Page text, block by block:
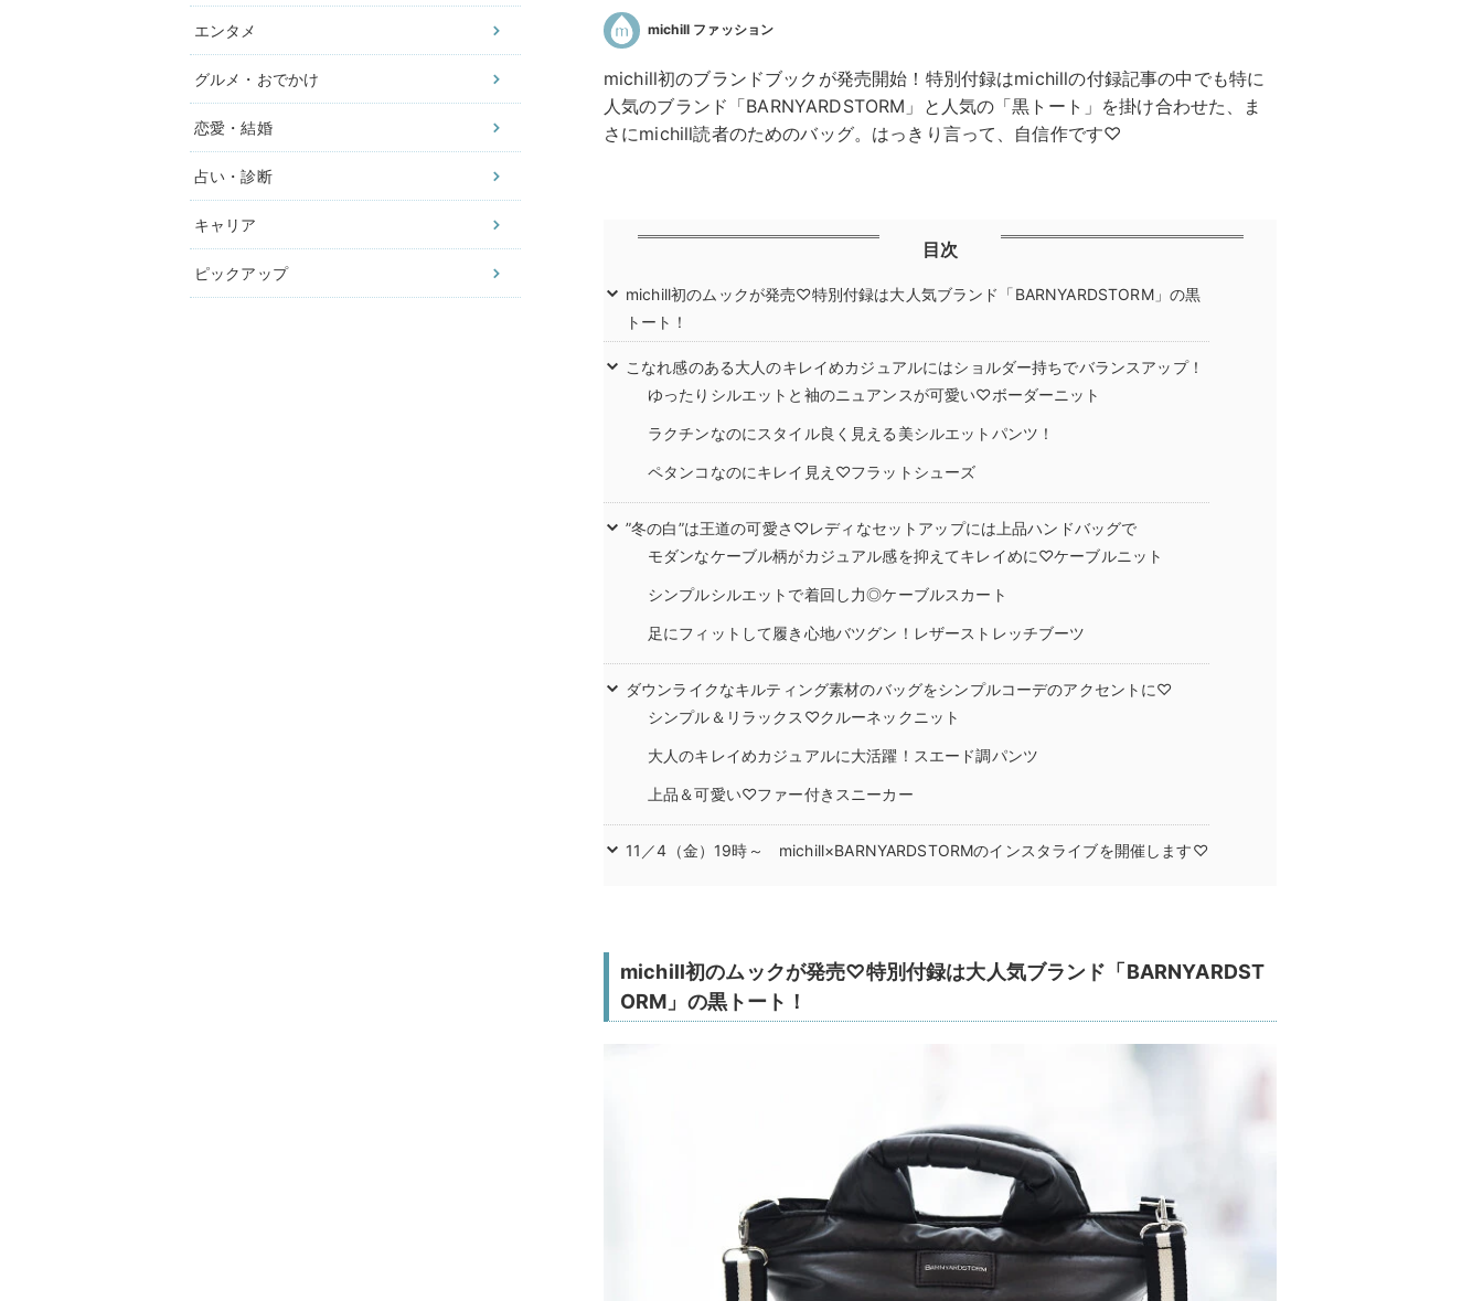
エンタメ
グルメ・おでかけ
恋愛・結婚
占い・診断
キャリア
ピックアップ
michill ファッション
michill初のブランドブックが発売開始！特別付録はmichillの付録記事の中でも特に
人気のブランド「BARNYARDSTORM」と人気の「黒トート」を掛け合わせた、ま
さにmichill読者のためのバッグ。はっきり言って、自信作です♡
目次
michill初のムックが発売♡特別付録は大人気ブランド「BARNYARDSTORM」の黒
トート！
こなれ感のある大人のキレイめカジュアルにはショルダー持ちでバランスアップ！
ゆったりシルエットと袖のニュアンスが可愛い♡ボーダーニット
ラクチンなのにスタイル良く見える美シルエットパンツ！
ペタンコなのにキレイ見え♡フラットシューズ
”冬の白”は王道の可愛さ♡レディなセットアップには上品ハンドバッグで
モダンなケーブル柄がカジュアル感を抑えてキレイめに♡ケーブルニット
シンプルシルエットで着回し力◎ケーブルスカート
足にフィットして履き心地バツグン！レザーストレッチブーツ
ダウンライクなキルティング素材のバッグをシンプルコーデのアクセントに♡
シンプル＆リラックス♡クルーネックニット
大人のキレイめカジュアルに大活躍！スエード調パンツ
上品＆可愛い♡ファー付きスニーカー
11／4（金）19時～ michill×BARNYARDSTORMのインスタライブを開催します♡
michill初のムックが発売♡特別付録は大人気ブランド「BARNYARDST
ORM」の黒トート！